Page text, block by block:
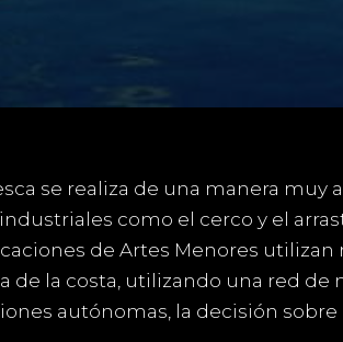
se realiza de una manera muy
como el cerco y el
de Artes Menores
de la costa, utilizando una red
autónomas, la decisión